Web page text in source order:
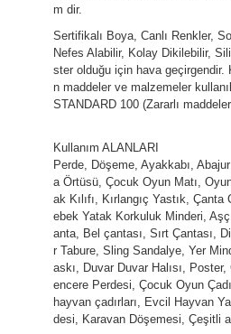
m dir.
Sertifikalı Boya, Canlı Renkler,
Nefes Alabilir, Kolay Dikilebilir,
ster olduğu için hava geçirgendir.
n maddeler ve malzemeler
STANDARD 100 (Zararlı
Kullanım ALANLARI
Perde, Döşeme, Ayakkabı,
a Örtüsü, Çocuk Oyun Matı,
ak Kılıfı, Kırlangıç Yastık,
ebek Yatak Korkuluk Minderi,
anta, Bel çantası, Sırt Çantası,
r Tabure, Sling Sandalye, Yer
askı, Duvar Duvar Halısı,
encere Perdesi, Çocuk Oyun
hayvan çadırları, Evcil Hayvan
desi, Karavan Döşemesi, Çeşitli